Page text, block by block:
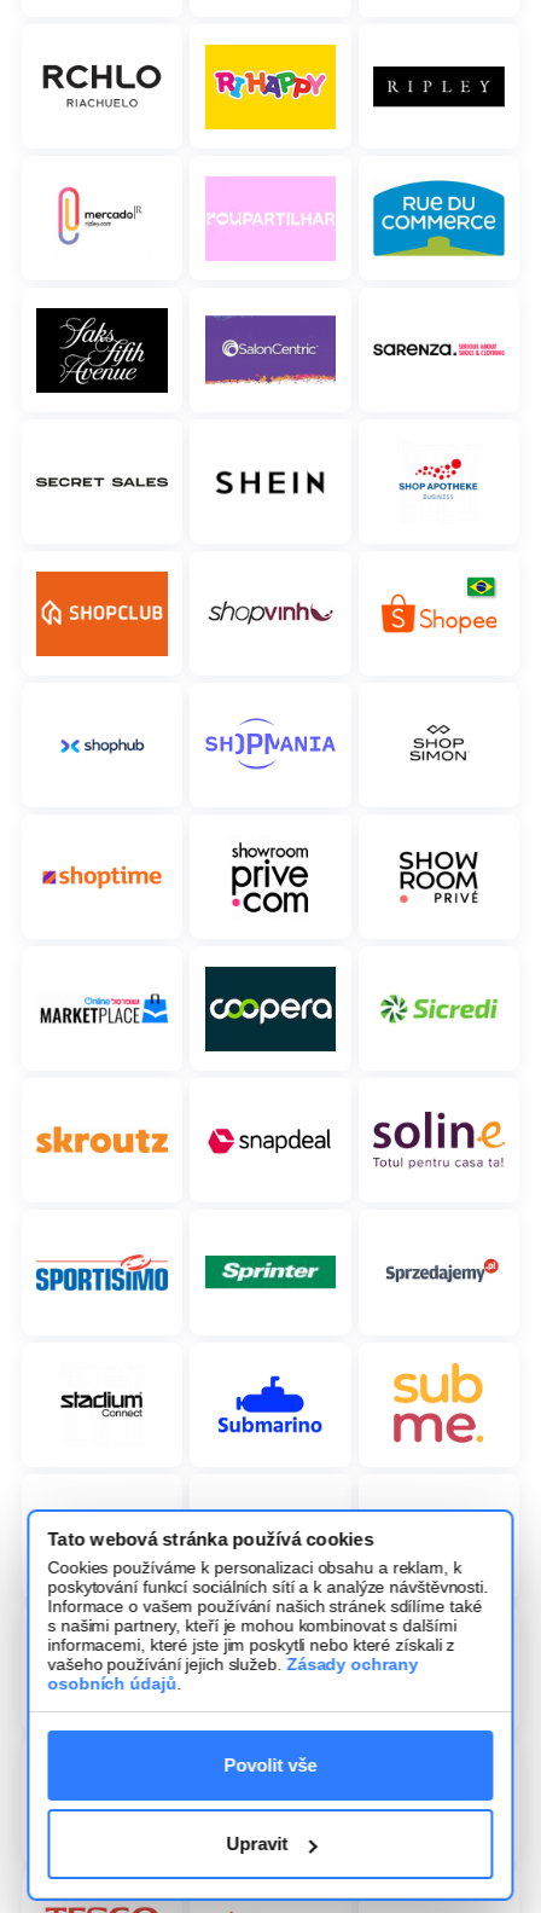
Tato webová stránka používá cookies
Cookies používáme k personalizaci obsahu a reklam, k
poskytování funkcí sociálních sítí a k analýze návštěvnosti.
Informace o vašem používání našich stránek sdílíme také
s našimi partnery, kteří je mohou kombinovat s dalšími
informacemi, které jste jim poskytli nebo které získali z
vašeho používání jejich služeb.Zásady ochrany
osobních údajů
Povolit vše
Upravit